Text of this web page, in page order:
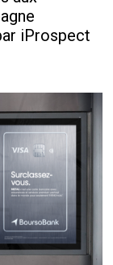
iProspect